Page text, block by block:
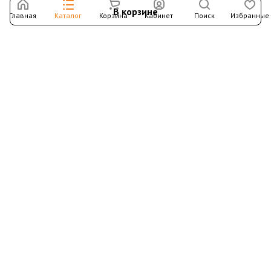
В корзине
Главная Каталог Корзина Кабинет Поиск Избранные